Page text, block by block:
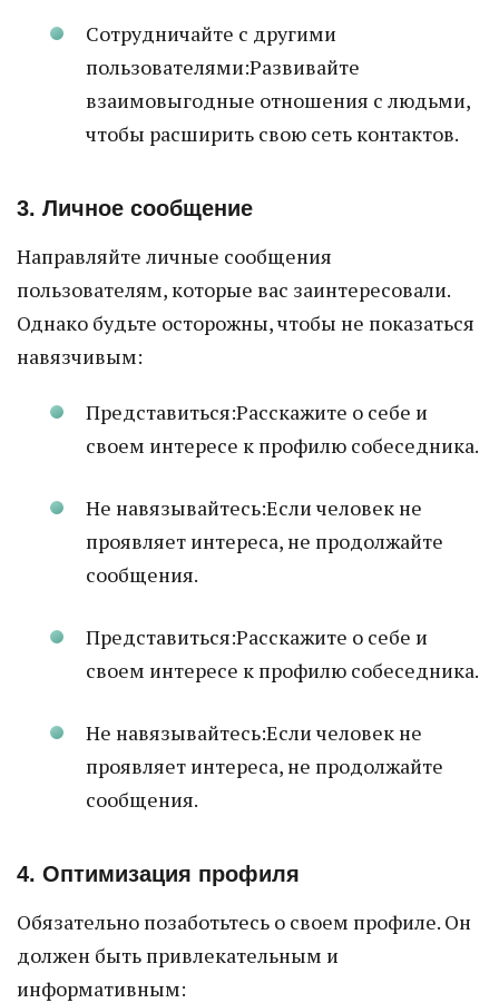
Сотрудничайте с другими
пользователями:Развивайте
взаимовыгодные отношения с людьми,
чтобы расширить свою сеть контактов.
3. Личное сообщение
Направляйте личные сообщения
пользователям, которые вас заинтересовали.
Однако будьте осторожны, чтобы не показаться
навязчивым:
Представиться:Расскажите о себе и
своем интересе к профилю собеседника.
Не навязывайтесь:Если человек не
проявляет интереса, не продолжайте
сообщения.
Представиться:Расскажите о себе и
своем интересе к профилю собеседника.
Не навязывайтесь:Если человек не
проявляет интереса, не продолжайте
сообщения.
4. Оптимизация профиля
Обязательно позаботьтесь о своем профиле. Он
должен быть привлекательным и
информативным: